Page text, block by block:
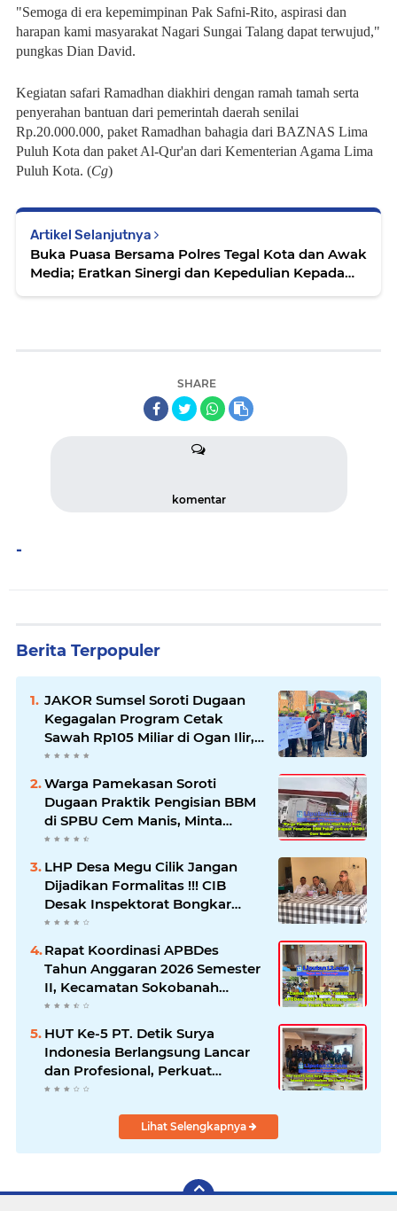
"Semoga di era kepemimpinan Pak Safni-Rito, aspirasi dan
harapan kami masyarakat Nagari Sungai Talang dapat terwujud,"
pungkas Dian David.
Kegiatan safari Ramadhan diakhiri dengan ramah tamah serta
penyerahan bantuan dari pemerintah daerah senilai
Rp.20.000.000, paket Ramadhan bahagia dari BAZNAS Lima
Puluh Kota dan paket Al-Qur'an dari Kementerian Agama Lima
Puluh Kota. (Cg)
Artikel Selanjutnya
Buka Puasa Bersama Polres Tegal Kota dan Awak
Media; Eratkan Sinergi dan Kepedulian Kepada
SHARE
komentar
-
Berita Terpopuler
JAKOR Sumsel Soroti Dugaan
Kegagalan Program Cetak
Sawah Rp105 Miliar di Ogan Ilir,
Desak Kadis Pertanian Mundur
Warga Pamekasan Soroti
Dugaan Praktik Pengisian BBM
di SPBU Cem Manis, Minta
Klarifikasi dan Pengawasan
LHP Desa Megu Cilik Jangan
Dijadikan Formalitas !!! CIB
Desak Inspektorat Bongkar
Seluruh Fakta dan Hentikan
Rapat Koordinasi APBDes
Tahun Anggaran 2026 Semester
II, Kecamatan Sokobanah
Libatkan 12 Desa
HUT Ke-5 PT. Detik Surya
Indonesia Berlangsung Lancar
dan Profesional, Perkuat
Kompetensi Wartawan
Lihat Selengkapnya